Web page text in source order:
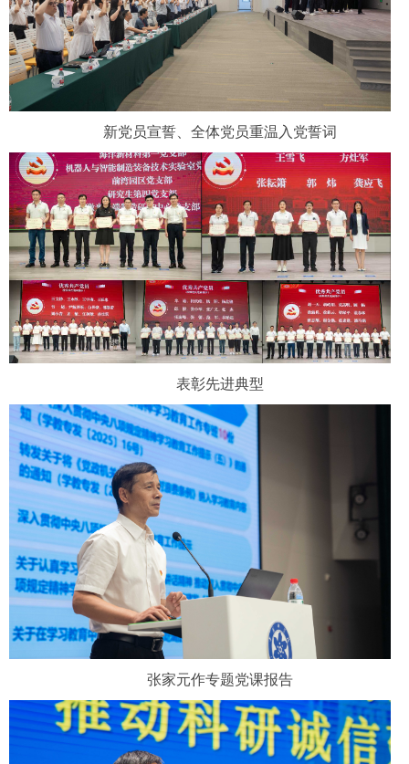
新党员宣誓、全体党员重温入党誓词
表彰先进典型
张家元作专题党课报告